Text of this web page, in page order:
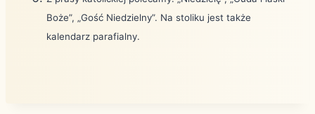
Boże”, „Gość Niedzielny”. Na stoliku jest także
kalendarz parafialny.